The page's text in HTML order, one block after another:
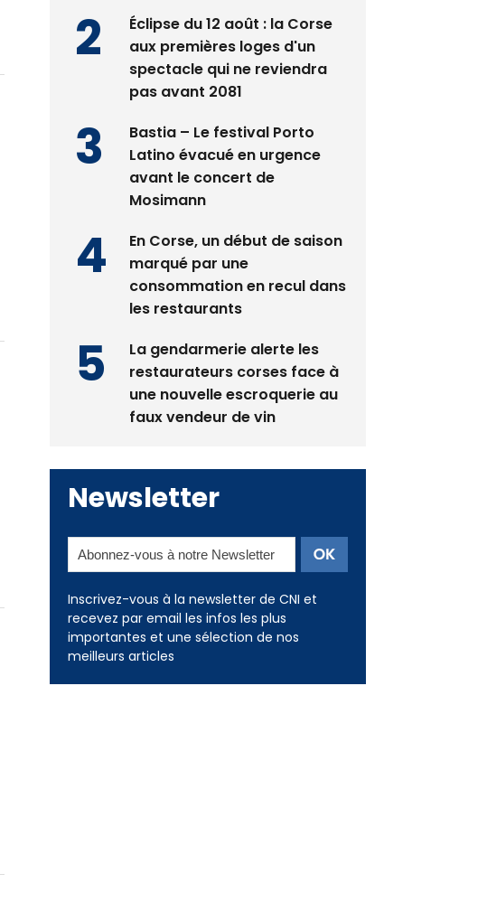
Éclipse du 12 août : la Corse
aux premières loges d'un
spectacle qui ne reviendra
pas avant 2081
Bastia – Le festival Porto
Latino évacué en urgence
avant le concert de
Mosimann
En Corse, un début de saison
marqué par une
consommation en recul dans
les restaurants
La gendarmerie alerte les
restaurateurs corses face à
une nouvelle escroquerie au
faux vendeur de vin
Newsletter
Inscrivez-vous à la newsletter de CNI et
recevez par email les infos les plus
importantes et une sélection de nos
meilleurs articles